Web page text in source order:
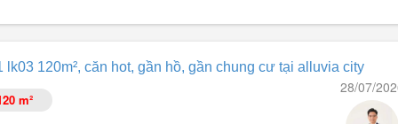
Hưng Yên là một biệt thự liền kề nổi bật trong khu đô thị Alluvia City,
bao gồm 5 phòng ngủ, 5 phòng tắm, phù hợp cho gia đình lớn.
nội thất hiện đại với điều hòa, tủ lạnh và nhiều tiện nghi khác. Phong
lk03 120m², căn hot, gần hồ, gần chung cư tại alluvia city
28/07/
m²